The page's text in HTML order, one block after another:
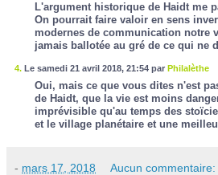
L'argument historique de Haidt me
On pourrait faire valoir en sens
modernes de communication notre
jamais ballotée au gré de ce qui ne
4. Le samedi 21 avril 2018, 21:54 par Philalèthe
Oui, mais ce que vous dites n'est
de Haidt, que la vie est moins
imprévisible qu'au temps des
et le village planétaire et une
- mars 17, 2018 Aucun commentaire: